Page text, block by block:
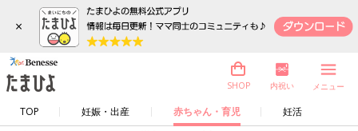
×
TOP 妊娠・出産 赤ちゃん・育児 妊活
SHOP 内祝い メニュー